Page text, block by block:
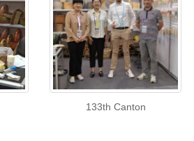
133th Canton